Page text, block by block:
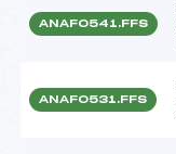
ANAF0541.FFS
ANAF0531.FFS